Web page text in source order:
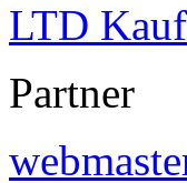
LTD
Partner